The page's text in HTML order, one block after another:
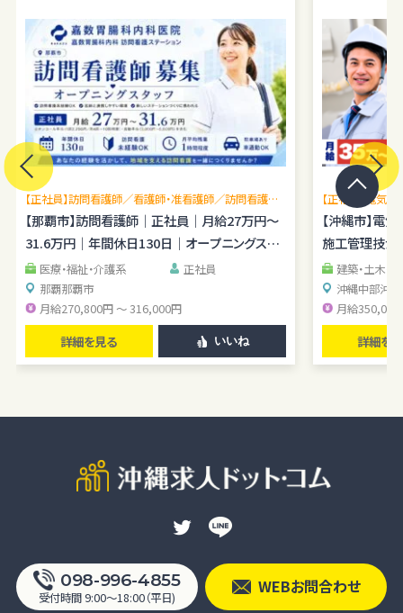
【正社員】訪問看護師／看護師・准看護師／訪問看護未
経験OK／月平均残業1時間程度／駐車場あり
【那覇市】訪問看護師｜正社員｜月給27万円～
31.6万円｜年間休日130日｜オープニングスタ
ッフ医療・福祉・介護系
正社員
那覇那覇市
月給270,800円 ～ 316,000円
詳細を見る いいね
【正社員】電気
理経験を広げら
【沖縄市】電
施工管理技
建築・土木・
沖縄中部沖
月給
詳細を
098-996-4855
受付時間 9:00〜18:00（平日)
WEBお問合わせ